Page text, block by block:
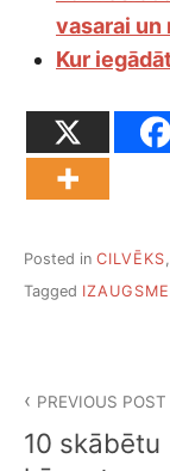
vasarai un
Kur
Posted in CILVĒKS,
Tagged IZAUGSME
izvēlne
PREVIOUS POST
10 skābētu